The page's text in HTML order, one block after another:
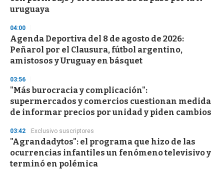
uruguaya
04:00
Agenda Deportiva del 8 de agosto de 2026:
Peñarol por el Clausura, fútbol argentino,
amistosos y Uruguay en básquet
03:56
"Más burocracia y complicación":
supermercados y comercios cuestionan medida
de informar precios por unidad y piden cambios
03:42 Exclusivo suscriptores
"Agrandadytos": el programa que hizo de las
ocurrencias infantiles un fenómeno televisivo y
terminó en polémica